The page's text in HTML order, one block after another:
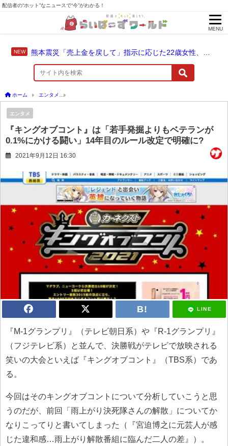
配信者の“ホット”なニュースで“今”がわかる！
MENU
ホーム エンタメ
エンタメ
『キングオブコント』は「若手発掘よりもベテランが
0.1%にかける闘い」14年目のルール改定で明確に?
2021年9月12日 16:30
LINE
『M-1グランプリ』（テレビ朝日系）や『R-1グランプリ』
（フジテレビ系）と並んで、決勝戦がテレビで放映される
笑いの大会といえば『キングオブコント』（TBS系）であ
る。
今回はそのキングオブコントについて分析していこうと思
うのだが、前回「雨上がり決死隊さんの解散」についてか
なりこってりと書いてしまった（『宮迫博之に元芸人が感
じた違和感…雨上がり解散番組に臨んだ二人の差』）。